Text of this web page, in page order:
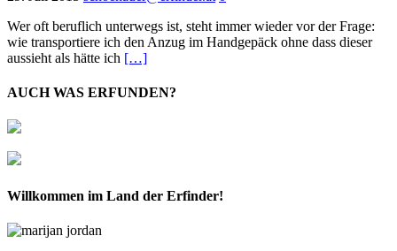
Wer oft beruflich unterwegs ist, steht immer wieder vor der Frage:
wie transportiere ich den Anzug im Handgepäck ohne dass dieser
aussieht als hätte ich […]
AUCH WAS ERFUNDEN?
Willkommen im Land der Erfinder!